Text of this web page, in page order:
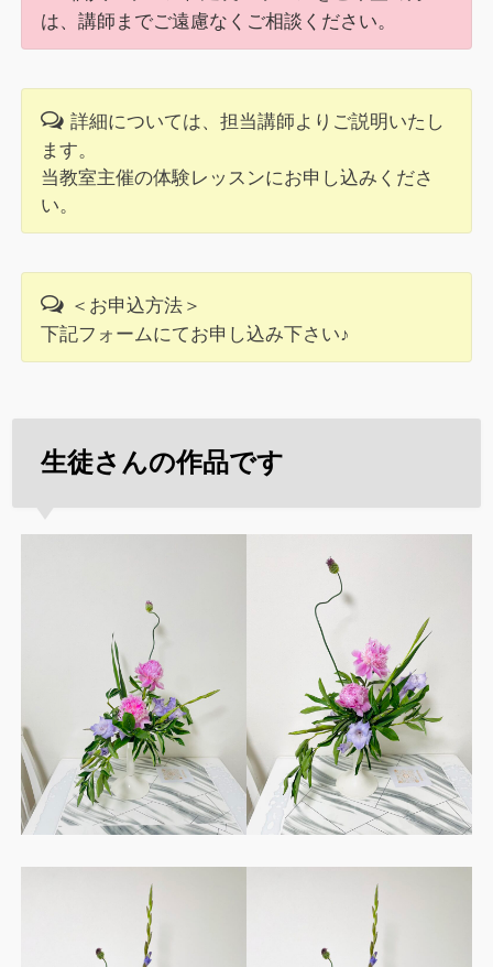
は、講師までご遠慮なくご相談ください。
詳細については、担当講師よりご説明いたし
ます。
当教室主催の体験レッスンにお申し込みくださ
い。
＜お申込方法＞
下記フォームにてお申し込み下さい♪
生徒さんの作品です